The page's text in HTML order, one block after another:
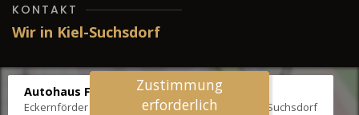
KONTAKT
Wir in Kiel-Suchsdorf
Autohaus Fräter
Eckernförder Str. /Klausbrooker Weg 1, 24107 Kiel-Suchsdorf
Zustimmung
erforderlich